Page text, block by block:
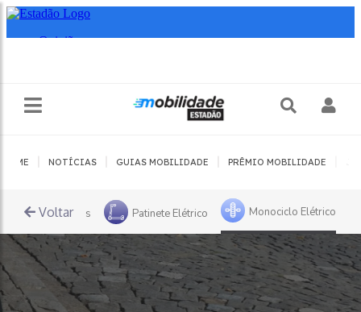
HOME NOTÍCIAS GUIAS MOBILIDADE PRÊMIO MOBILIDADE
Voltar
Sustentáveis Patinete Elétrico Monociclo Elétrico